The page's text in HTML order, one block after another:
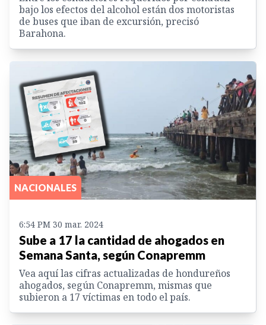
bajo los efectos del alcohol están dos motoristas
de buses que iban de excursión, precisó
Barahona.
NACIONALES
6:54 PM 30 mar. 2024
Sube a 17 la cantidad de ahogados en
Semana Santa, según Conapremm
Vea aquí las cifras actualizadas de hondureños
ahogados, según Conapremm, mismas que
subieron a 17 víctimas en todo el país.